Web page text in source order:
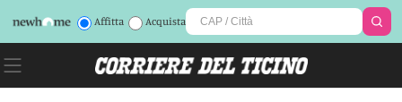
Affitta Acquista